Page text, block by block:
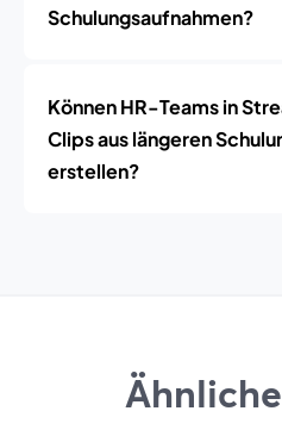
Schulungsaufnahmen?
Können HR-Teams in
Clips aus längeren
erstellen?